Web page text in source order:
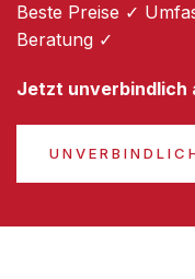
Beste Preise ✓
Beratung ✓
Jetzt unverbindlich